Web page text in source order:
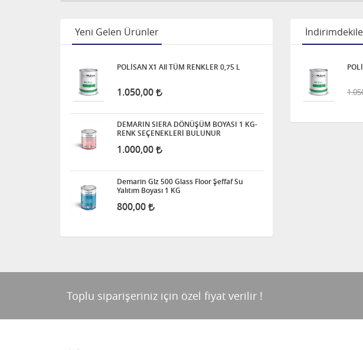
Yeni Gelen Ürünler
POLİSAN X1 All TÜM RENKLER 0,75 L
1.050,00
DEMARIN SIERA DÖNÜŞÜM BOYASI 1 KG-
RENK SEÇENEKLERİ BULUNUR
1.000,00
Demarin Glz 500 Glass Floor Şeffaf Su
Yalıtım Boyası 1 KG
800,00
Toplu siparişeriniz için özel fiyat verilir !